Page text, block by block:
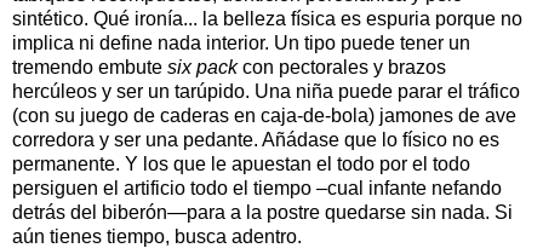
sintético. Qué ironía... la belleza física es espuria porque no
implica ni define nada interior. Un tipo puede tener un
tremendo embute six packcon pectorales y brazos
hercúleos y ser un tarúpido. Una niña puede parar el tráfico
(con su juego de caderas en caja-de-bola) jamones de ave
corredora y ser una pedante. Añádase que lo físico no es
permanente. Y los que le apuestan el todo por el todo
persiguen el artificio todo el tiempo –cual infante nefando
detrás del biberón—para a la postre quedarse sin nada. Si
aún tienes tiempo, busca adentro.